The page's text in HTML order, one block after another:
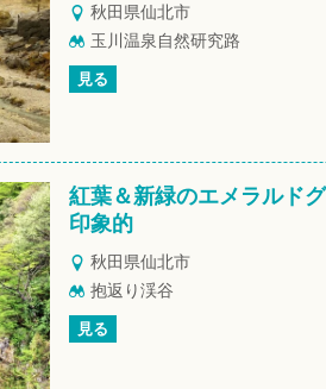
秋田県仙北市
玉川温泉自然研究路
見る
紅葉＆新緑のエメラルド
印象的
秋田県仙北市
抱返り渓谷
見る